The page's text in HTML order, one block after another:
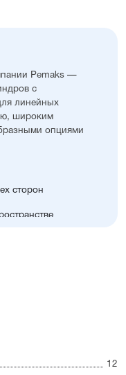
Pemaks —
с
линейных
широким
опциями
сторон
других
Для
12